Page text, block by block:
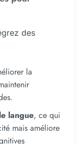
des
la
langue, ce qui
mais améliore